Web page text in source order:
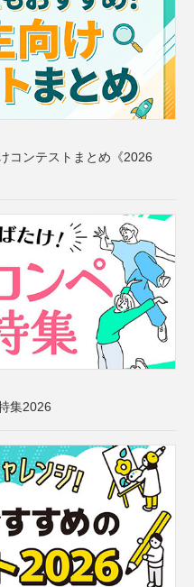
コンテストまとめ《2026
集2026